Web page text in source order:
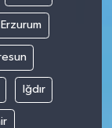
Erzurum
Iğdır